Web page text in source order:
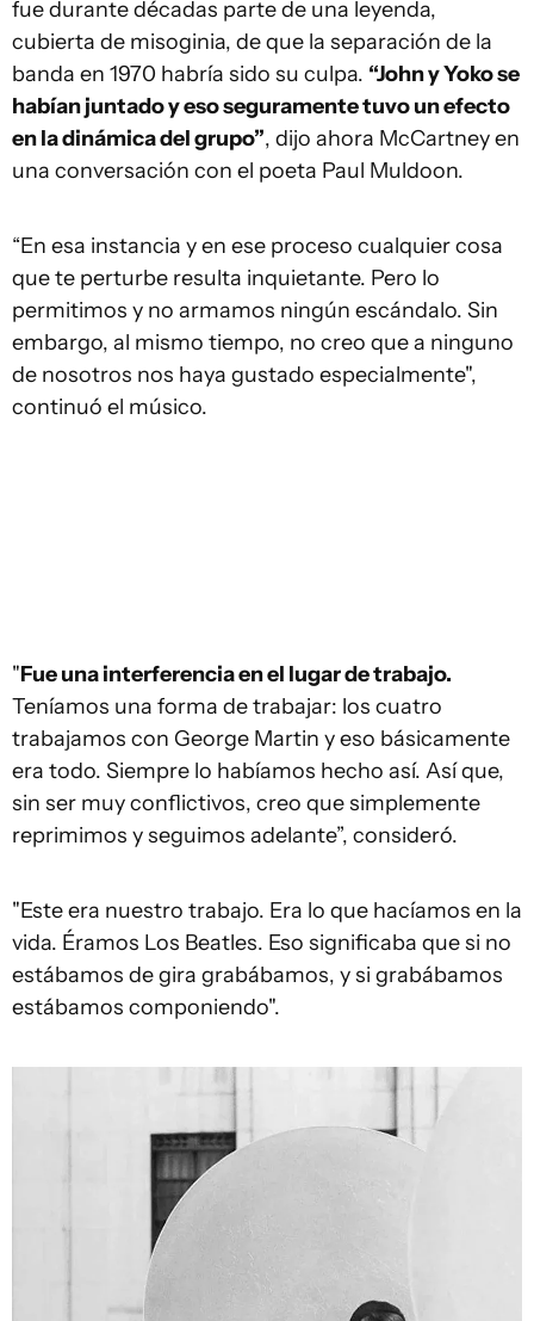
fue durante décadas parte de una leyenda,
cubierta de misoginia, de que la separación de la
banda en 1970 habría sido su culpa. “John y Yoko se
habían juntado y eso seguramente tuvo un efecto
en la dinámica del grupo”, dijo ahora McCartney en
una conversación con el poeta Paul Muldoon.
“En esa instancia y en ese proceso cualquier cosa
que te perturbe resulta inquietante. Pero lo
permitimos y no armamos ningún escándalo. Sin
embargo, al mismo tiempo, no creo que a ninguno
de nosotros nos haya gustado especialmente",
continuó el músico.
"Fue una interferencia en el lugar de trabajo.
Teníamos una forma de trabajar: los cuatro
trabajamos con George Martin y eso básicamente
era todo. Siempre lo habíamos hecho así. Así que,
sin ser muy conflictivos, creo que simplemente
reprimimos y seguimos adelante”, consideró.
"Este era nuestro trabajo. Era lo que hacíamos en la
vida. Éramos Los Beatles. Eso significaba que si no
estábamos de gira grabábamos, y si grabábamos
estábamos componiendo".